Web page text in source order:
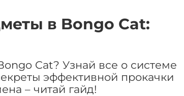
в Bongo Cat:
Cat? Узнай все о системе
эффективной прокачки
– читай гайд!